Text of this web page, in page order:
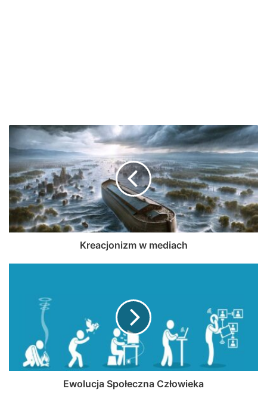
Kreacjonizm w mediach
Ewolucja Społeczna Człowieka